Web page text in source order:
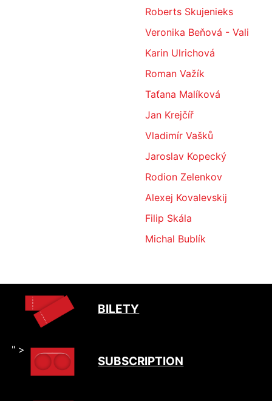
Roberts Skujenieks
Veronika Beňová - Vali
Karin Ulrichová
Roman Važík
Taťana Malíková
Jan Krejčíř
Vladimír Vašků
Jaroslav Kopecký
Rodion Zelenkov
Alexej Kovalevskij
Filip Skála
Michal Bublík
BILETY
" >
SUBSCRIPTION